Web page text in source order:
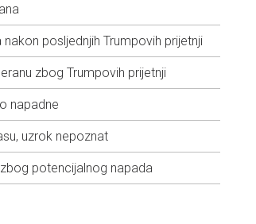
posljednjih Trumpovih prijetnji
zbog Trumpovih prijetnji
napadne
uzrok nepoznat
potencijalnog napada